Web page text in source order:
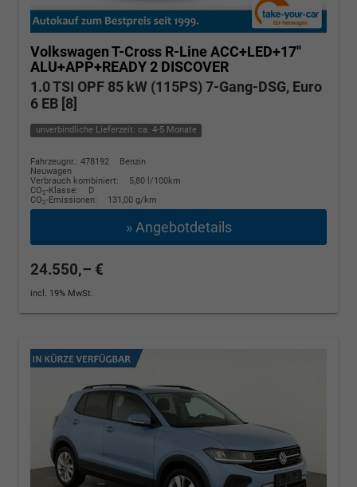
Volkswagen T-Cross R-Line ACC+LED+17''
ALU+APP+READY 2 DISCOVER
1.0 TSI OPF 85 kW (115PS) 7-Gang-DSG, Euro
6 EB [8]
unverbindliche Lieferzeit: ca. 4-5 Monate
Fahrzeugnr.: 478192
Benzin
Neuwagen
Verbrauch kombiniert:
5,80 l/100km
CO2-Klasse:
D
CO2-Emissionen: 131,00 g/km
» Angebotdetails
24.550,– €
incl. 19% MwSt.